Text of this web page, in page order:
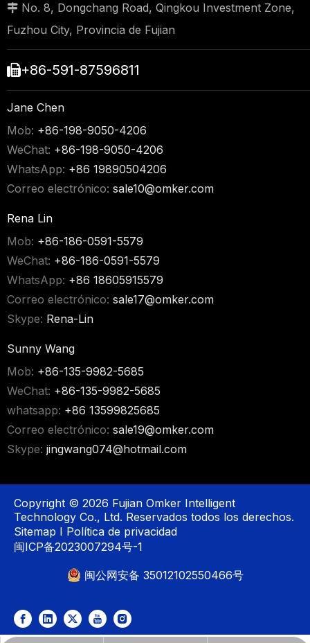
 No. 8, Dongchang Road, Qingkou Investment Zone,
Fuzhou City, Provincia de Fujian
+86-591-87596811
Jane Chen
Mob: +86-198-9050-4206
WeChat: +86-198-9050-4206
WhatsApp: +86 19890504206
Correo electrónico: sale10@omker.com
Rena Lin
Mob: +86-186-0591-5579
WeChat: +86-186-0591-5579
WhatsApp: +86 18605915579
Correo electrónico: sale17@omker.com
Skype: Rena-Lin
Sunny Wang
Mob: +86-135-9982-5685
WeChat: +86-135-9982-5685
whatsapp: +86 13599825685
Correo electrónico: sale19@omker.com
Skype: jingwang074@hotmail.com
Copyright © 2026 Fujian Omker Intelligent
Technology Co., Ltd. Reservados todos los derechos.
Sitemap I Política de privacidad
闽ICP备2023007294号-1
闽公网安备 35012102550466号